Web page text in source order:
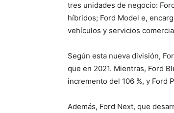
tres unidades de negocio:
híbridos; Ford Model e,
vehículos y servicios
Según esta nueva división,
que en 2021. Mientras, Ford
incremento del 106 %, y Ford
Además, Ford Next, que